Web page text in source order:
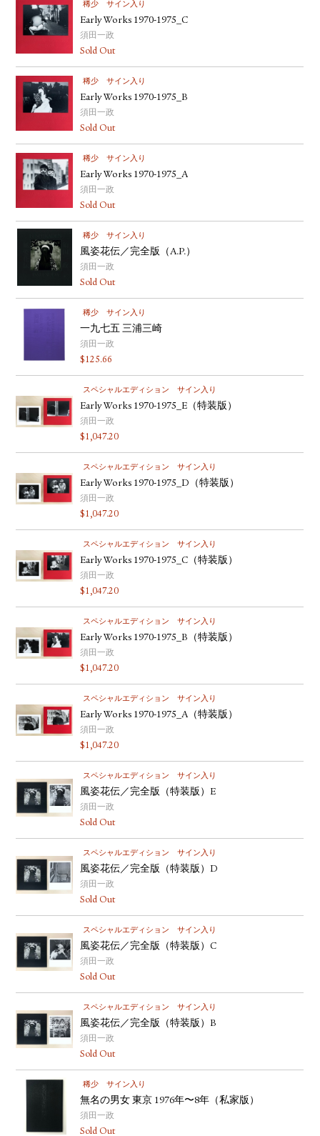
稀少 サイン入り
Early Works 1970-1975_C
須田一政
Sold Out
稀少 サイン入り
Early Works 1970-1975_B
須田一政
Sold Out
稀少 サイン入り
Early Works 1970-1975_A
須田一政
Sold Out
稀少 サイン入り
風姿花伝／完全版（A.P.）
須田一政
Sold Out
稀少 サイン入り
一九七五 三浦三崎
須田一政
$125.66
スペシャルエディション サイン入り
Early Works 1970-1975_E（特装版）
須田一政
$1,047.20
スペシャルエディション サイン入り
Early Works 1970-1975_D（特装版）
須田一政
$1,047.20
スペシャルエディション サイン入り
Early Works 1970-1975_C（特装版）
須田一政
$1,047.20
スペシャルエディション サイン入り
Early Works 1970-1975_B（特装版）
須田一政
$1,047.20
スペシャルエディション サイン入り
Early Works 1970-1975_A（特装版）
須田一政
$1,047.20
スペシャルエディション サイン入り
風姿花伝／完全版（特装版）E
須田一政
Sold Out
スペシャルエディション サイン入り
風姿花伝／完全版（特装版）D
須田一政
Sold Out
スペシャルエディション サイン入り
風姿花伝／完全版（特装版）C
須田一政
Sold Out
スペシャルエディション サイン入り
風姿花伝／完全版（特装版）B
須田一政
Sold Out
稀少 サイン入り
無名の男女 東京 1976年〜8年（私家版）
須田一政
Sold Out